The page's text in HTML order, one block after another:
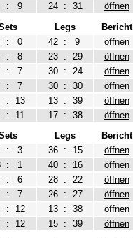
: 9 24 : 31
öffnen
Legs
Bericht
: 0 42 : 9
öffnen
: 8 23 : 29
öffnen
: 7 30 : 24
öffnen
: 7 30 : 30
öffnen
: 13 13 : 39
öffnen
: 11 17 : 38
öffnen
Legs
Bericht
: 3 36 : 15
öffnen
: 1 40 : 16
öffnen
: 6 28 : 22
öffnen
: 7 26 : 27
öffnen
: 12 13 : 38
öffnen
: 12 15 : 39
öffnen